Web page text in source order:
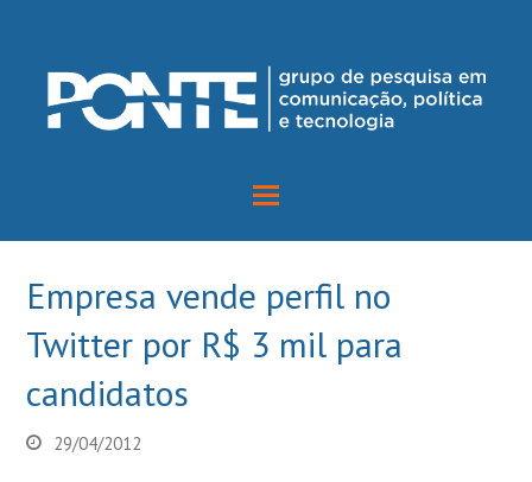
Empresa vende perfil no
Twitter por R$ 3 mil para
candidatos
29/04/2012